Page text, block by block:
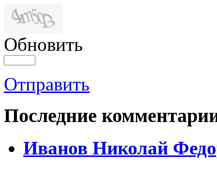
Обновить
Отправить
Последние
Иванов Николай